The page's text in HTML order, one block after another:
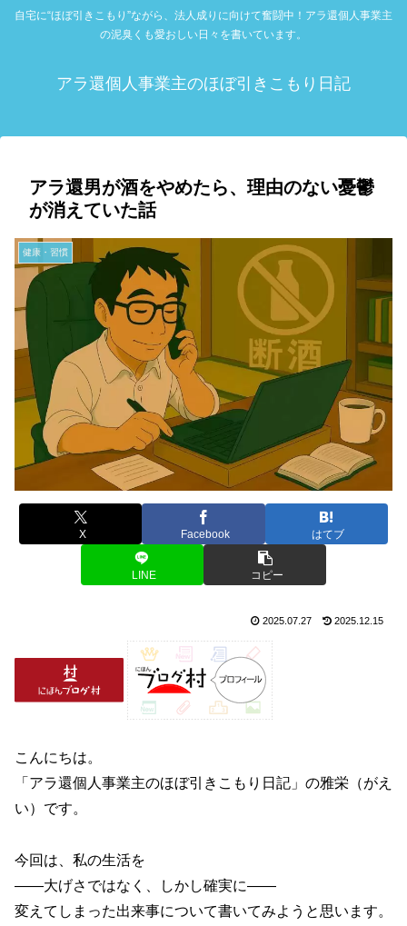
自宅に“ほぼ引きこもり”ながら、法人成りに向けて奮闘中！アラ還個人事業主
の泥臭くも愛おしい日々を書いています。
アラ還個人事業主のほぼ引きこもり日記
アラ還男が酒をやめたら、理由のない憂鬱
が消えていた話
健康・習慣
X Facebook はてブ
LINE コピー
2025.07.27 2025.12.15
こんにちは。
「アラ還個人事業主のほぼ引きこもり日記」の雅栄（がえ
い）です。
今回は、私の生活を
――大げさではなく、しかし確実に――
変えてしまった出来事について書いてみようと思います。